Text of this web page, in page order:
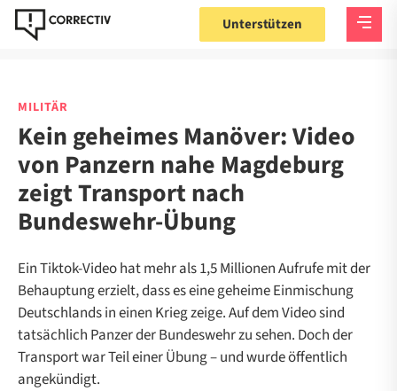
Unterstützen
MILITÄR
Kein geheimes Manöver: Video
von Panzern nahe Magdeburg
zeigt Transport nach
Bundeswehr-Übung
Ein Tiktok-Video hat mehr als 1,5 Millionen Aufrufe mit der
Behauptung erzielt, dass es eine geheime Einmischung
Deutschlands in einen Krieg zeige. Auf dem Video sind
tatsächlich Panzer der Bundeswehr zu sehen. Doch der
Transport war Teil einer Übung – und wurde öffentlich
angekündigt.